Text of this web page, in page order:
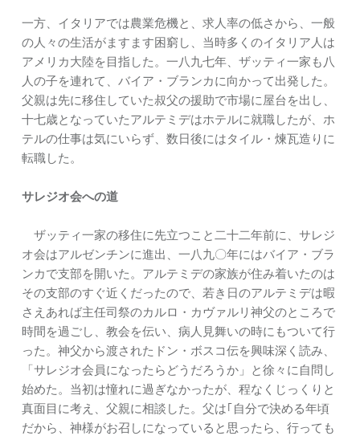
一方、イタリアでは農業危機と、求人率の低さから、一般
の人々の生活がますます困窮し、当時多くのイタリア人は
アメリカ大陸を目指した。一八九七年、ザッティ一家も八
人の子を連れて、バイア・ブランカに向かって出発した。
父親は先に移住していた叔父の援助で市場に屋台を出し、
十七歳となっていたアルテミデはホテルに就職したが、ホ
テルの仕事は気にいらず、数日後にはタイル・煉瓦造りに
転職した。
サレジオ会への道
ザッティ一家の移住に先立つこと二十二年前に、サレジ
オ会はアルゼンチンに進出、一八九〇年にはバイア・ブラ
ンカで支部を開いた。アルテミデの家族が住み着いたのは
その支部のすぐ近くだったので、若き日のアルテミデは暇
さえあれば主任司祭のカルロ・カヴァルリ神父のところで
時間を過ごし、教会を伝い、病人見舞いの時にもついて行
った。神父から渡されたドン・ボスコ伝を興味深く読み、
「サレジオ会員になったらどうだろうか」と徐々に自問し
始めた。当初は憧れに過ぎなかったが、程なくじっくりと
真面目に考え、父親に相談した。父は｢自分で決める年頃
だから、神様がお召しになっていると思ったら、行っても